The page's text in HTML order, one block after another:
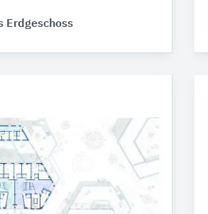
Erdgeschoss